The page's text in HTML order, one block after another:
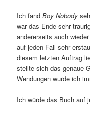
Ich fandBoy Nobody
war das Ende sehr
andererseits auch
auf jeden Fall sehr
diesem letzten Auftrag
stellte sich das genaue
Wendungen wurde ich
Ich würde das Buch auf